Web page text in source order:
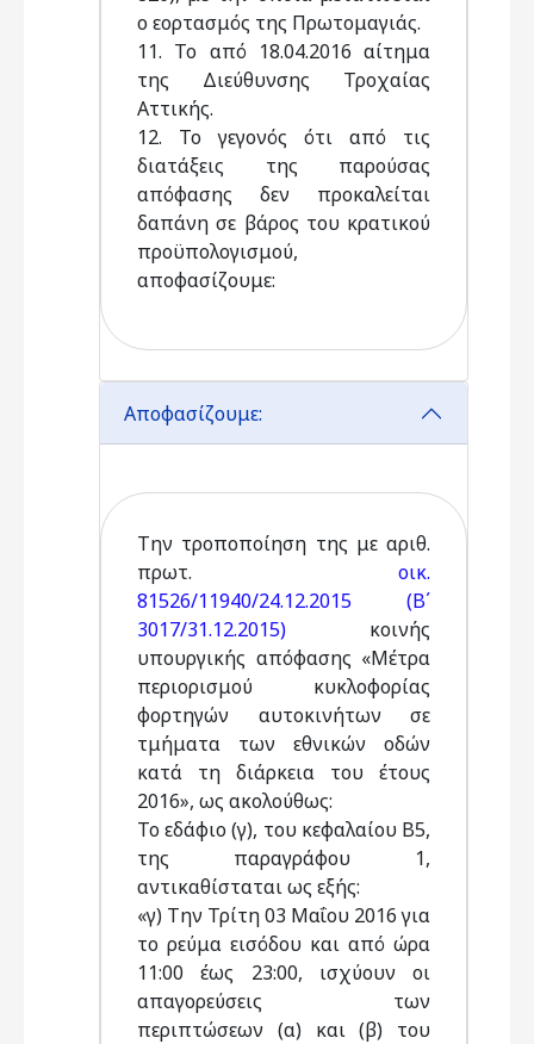
ο εορτασμός της Πρωτομαγιάς.
11. Το από 18.04.2016 αίτημα
της Διεύθυνσης Τροχαίας
Αττικής.
12. Το γεγονός ότι από τις
διατάξεις της παρούσας
απόφασης δεν προκαλείται
δαπάνη σε βάρος του κρατικού
προϋπολογισμού,
αποφασίζουμε:
Aποφασίζουμε:
Την τροποποίηση της με αριθ.
πρωτ. οικ.
81526/11940/24.12.2015 (Β΄
3017/31.12.2015) κοινής
υπουργικής απόφασης «Μέτρα
περιορισμού κυκλοφορίας
φορτηγών αυτοκινήτων σε
τμήματα των εθνικών οδών
κατά τη διάρκεια του έτους
2016», ως ακολούθως:
Το εδάφιο (γ), του κεφαλαίου Β5,
της παραγράφου 1,
αντικαθίσταται ως εξής:
«γ) Την Τρίτη 03 Μαΐου 2016 για
το ρεύμα εισόδου και από ώρα
11:00 έως 23:00, ισχύουν οι
απαγορεύσεις των
περιπτώσεων (α) και (β) του